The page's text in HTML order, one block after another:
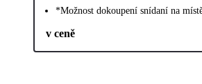
*Možnost dokoupení snídaní na
v ceně